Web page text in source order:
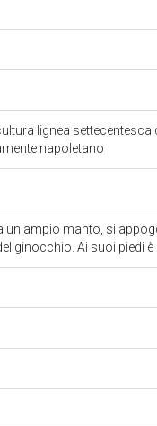
lignea
napoletano
un ampio manto, si
ginocchio. Ai suoi piedi